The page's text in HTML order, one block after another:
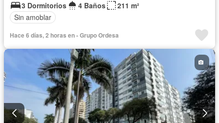
3 Dormitorios
4 Baños
211 m²
Sin amoblar
Hace 6 días, 2 horas en - Grupo Ordesa